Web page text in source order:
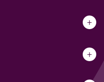
+
+